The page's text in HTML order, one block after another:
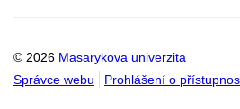
© 2026 Masarykova univerzita
Správce webu
Prohlášení o